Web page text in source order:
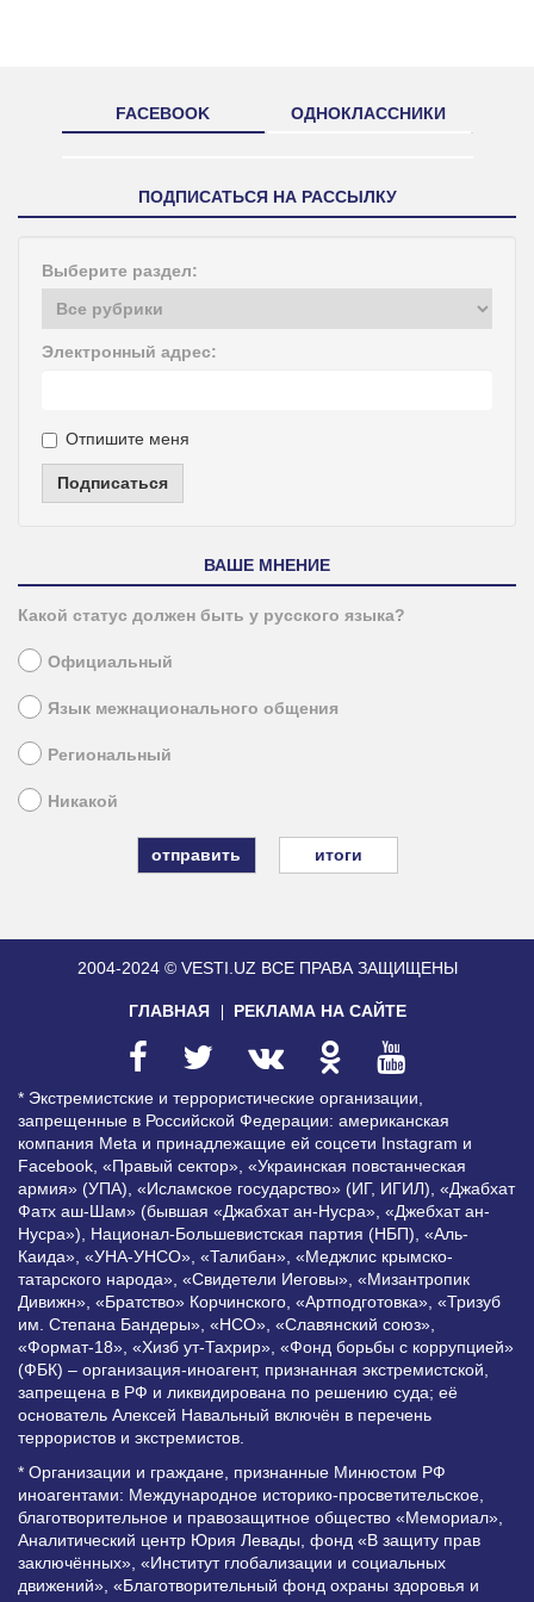
FACEBOOK ОДНОКЛАССНИКИ
ПОДПИСАТЬСЯ НА РАССЫЛКУ
Выберите раздел:
Электронный адрес:
Отпишите меня
Подписаться
ВАШЕ МНЕНИЕ
Какой статус должен быть у русского языка?
Официальный
Язык межнационального общения
Региональный
Никакой
итоги
2004-2024 © VESTI.UZ ВСЕ ПРАВА ЗАЩИЩЕНЫ
ГЛАВНАЯ РЕКЛАМА НА САЙТЕ
* Экстремистские и террористические организации,
запрещенные в Российской Федерации: американская
компания Meta и принадлежащие ей соцсети Instagram и
Facebook, «Правый сектор», «Украинская повстанческая
армия» (УПА), «Исламское государство» (ИГ, ИГИЛ), «Джабхат
Фатх аш-Шам» (бывшая «Джабхат ан-Нусра», «Джебхат ан-
Нусра»), Национал-Большевистская партия (НБП), «Аль-
Каида», «УНА-УНСО», «Талибан», «Меджлис крымско-
татарского народа», «Свидетели Иеговы», «Мизантропик
Дивижн», «Братство» Корчинского, «Артподготовка», «Тризуб
им. Степана Бандеры», «НСО», «Славянский союз»,
«Формат-18», «Хизб ут-Тахрир», «Фонд борьбы с коррупцией»
(ФБК) – организация-иноагент, признанная экстремистской,
запрещена в РФ и ликвидирована по решению суда; её
основатель Алексей Навальный включён в перечень
террористов и экстремистов.
* Организации и граждане, признанные Минюстом РФ
иноагентами: Международное историко-просветительское,
благотворительное и правозащитное общество «Мемориал»,
Аналитический центр Юрия Левады, фонд «В защиту прав
заключённых», «Институт глобализации и социальных
движений», «Благотворительный фонд охраны здоровья и